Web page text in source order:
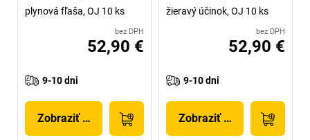
plynová fľaša, OJ 10 ks
bez DPH
52,90 €
9-10 dni
Zobraziť produkt
žieravý účinok, OJ 10 ks
bez DPH
52,90 €
9-10 dni
Zobraziť produkt